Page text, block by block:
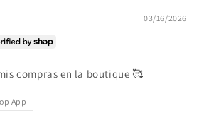
03/16/2026
compras en la boutique 🥰
App